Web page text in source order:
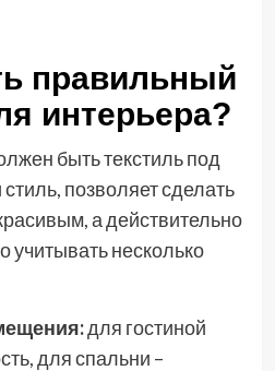
правильный
интерьера?
быть текстиль под
позволяет сделать
а действительно
несколько
для гостиной
для спальни –